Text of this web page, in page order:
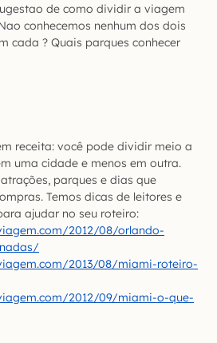
de como dividir a viagem
conhecemos nenhum dos dois
cada ? Quais parques conhecer
receita: você pode dividir meio a
uma cidade e menos em outra.
parques e dias que
Temos dicas de leitores e
ajudar no seu roteiro:
2012/08/orlando-
2013/08/miami-roteiro-
2012/09/miami-o-que-